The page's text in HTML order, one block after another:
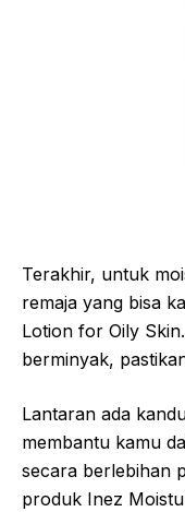
Terakhir, untuk
remaja yang bisa
Lotion for Oily
berminyak,
Lantaran ada
membantu kamu
secara berlebihan
produk Inez